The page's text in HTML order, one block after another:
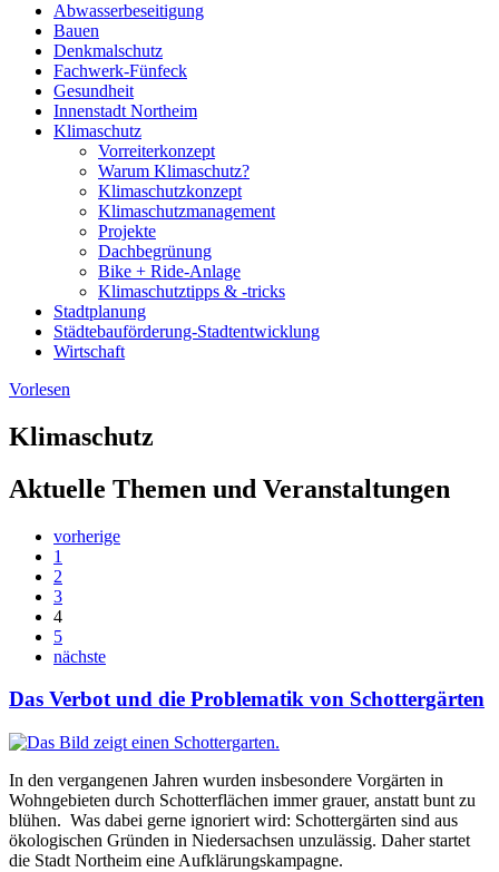
Abwasserbeseitigung
Bauen
Denkmalschutz
Fachwerk-Fünfeck
Gesundheit
Innenstadt Northeim
Klimaschutz
Vorreiterkonzept
Warum Klimaschutz?
Klimaschutzkonzept
Klimaschutzmanagement
Projekte
Dachbegrünung
Bike + Ride-Anlage
Klimaschutztipps & -tricks
Stadtplanung
Städtebauförderung-Stadtentwicklung
Wirtschaft
Vorlesen
Klimaschutz
Aktuelle Themen und Veranstaltungen
vorherige
1
2
3
4
5
nächste
Das Verbot und die Problematik von Schottergärten
In den vergangenen Jahren wurden insbesondere Vorgärten in
Wohngebieten durch Schotterflächen immer grauer, anstatt bunt zu
blühen. Was dabei gerne ignoriert wird: Schottergärten sind aus
ökologischen Gründen in Niedersachsen unzulässig. Daher startet
die Stadt Northeim eine Aufklärungskampagne.